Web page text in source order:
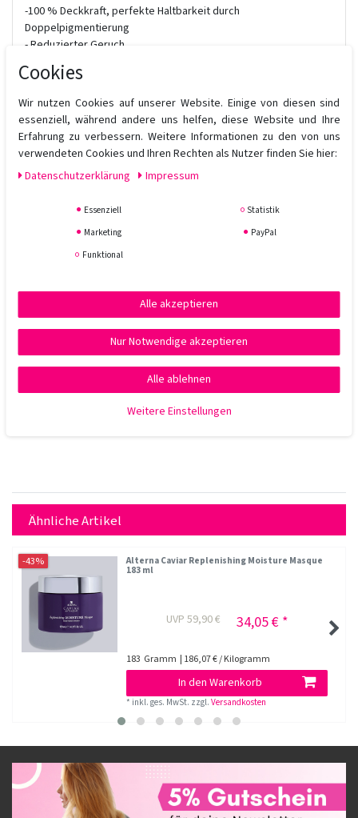
-100 % Deckkraft, perfekte Haltbarkeit durch
Doppelpigmentierung
- Reduzierter Geruch
- Einfache Anwendung
positive Ladung der Pflege in der Haarfarbe, somit bestes
Eindringen möglich.
Hair Color kann als Tönung und als Haarfarbe verwendet werden.
Hier finden Sie Online die Farbkarten:
Ähnliche Artikel
-43%
Alterna Caviar Replenishing Moisture Masque
183 ml
UVP 59,90 € 34,05 € *
183 Gramm | 186,07 € / Kilogramm
In den Warenkorb
* inkl. ges. MwSt. zzgl.Versandkosten
Cookies
Wir nutzen Cookies auf unserer Website. Einige von diesen sind
essenziell, während andere uns helfen, diese Website und Ihre
Erfahrung zu verbessern. Weitere Informationen zu den von uns
verwendeten Cookies und Ihren Rechten als Nutzer finden Sie hier:
Daten­schutz­erklärung
Impressum
Essenziell
Statistik
Marketing
PayPal
Funktional
Alle akzeptieren
Nur Notwendige akzeptieren
Alle ablehnen
Weitere Einstellungen